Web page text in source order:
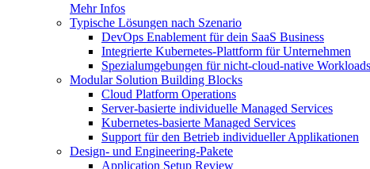
Mehr Infos
Typische Lösungen nach Szenario
DevOps Enablement für dein SaaS Business
Integrierte Kubernetes-Plattform für Unternehmen
Spezialumgebungen für nicht-cloud-native Workloads
Modular Solution Building Blocks
Cloud Platform Operations
Server-basierte individuelle Managed Services
Kubernetes-basierte Managed Services
Support für den Betrieb individueller Applikationen
Design- und Engineering-Pakete
Application Setup Review